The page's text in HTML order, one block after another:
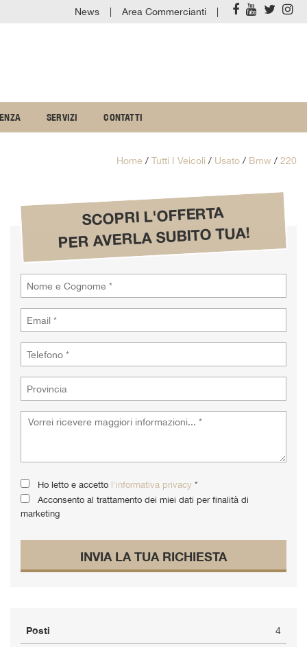
News Area Commercianti
SERVIZI CONTATTI
Home / Tutti I Veicoli / Usato / Bmw / 220
SCOPRI L'OFFERTA
PER AVERLA SUBITO TUA!
Ho letto e accetto l'informativa privacy *
Acconsento al trattamento dei miei dati per finalità di
marketing
INVIA LA TUA RICHIESTA
Posti 4